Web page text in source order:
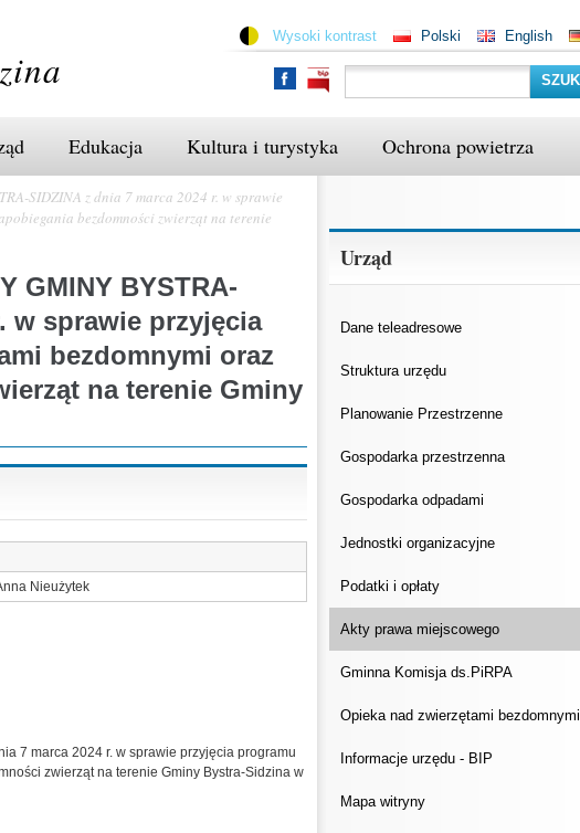
Polski English
Wysoki kontrast
Edukacja Kultura i turystyka Ochrona powietrza
SIDZINA z dnia 7 marca 2024 r. w sprawie
bezdomności zwierząt na terenie
GMINY BYSTRA-
w sprawie przyjęcia
bezdomnymi oraz
na terenie Gminy
Nieużytek
7 marca 2024 r. w sprawie przyjęcia programu
zwierząt na terenie Gminy Bystra-Sidzina w
Urząd
Dane teleadresowe
Struktura urzędu
Planowanie Przestrzenne
Gospodarka przestrzenna
Gospodarka odpadami
Jednostki organizacyjne
Podatki i opłaty
Akty prawa miejscowego
Gminna Komisja ds.PiRPA
Opieka nad zwierzętami bezdomnymi
Informacje urzędu - BIP
Mapa witryny